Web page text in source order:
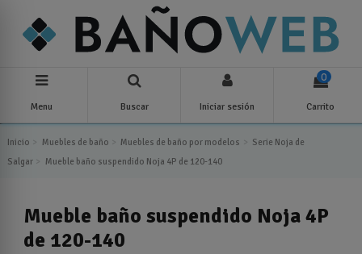
Menu Buscar Iniciar sesión
0
Carrito
Inicio Muebles de baño Muebles de baño por modelos
Serie Noja de
Salgar
Mueble baño suspendido Noja 4P de 120-140
Mueble baño suspendido Noja 4P
de 120-140